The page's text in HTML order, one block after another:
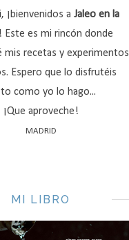
¡bienvenidos a Jaleo en la
Este es mi rincón donde
mis recetas y experimentos
Espero que lo disfrutéis
como yo lo hago...
¡Que aproveche!
MADRID
MI LIBRO